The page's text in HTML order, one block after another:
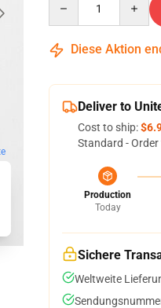
Diese Aktion
Deliver to
Cost to ship:
Standard -
Production
Today
Sichere
Weltweite